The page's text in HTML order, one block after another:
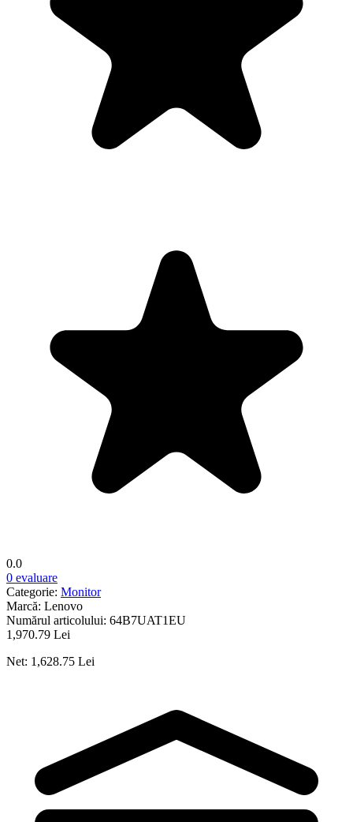
0.0
0 evaluare
Categorie: Monitor
Marcă: Lenovo
Numărul articolului: 64B7UAT1EU
1,970.79 Lei
Net: 1,628.75 Lei